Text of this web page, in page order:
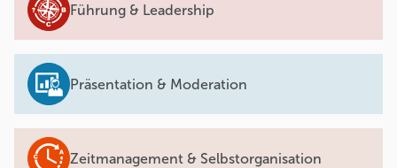
Führung & Leadership
Präsentation & Moderation
Zeitmanagement & Selbstorganisation